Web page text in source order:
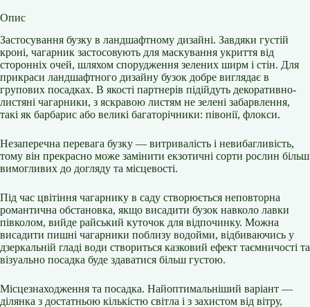
Опис
Застосування бузку в ландшафтному дизайні. Завдяки густій ​​
кроні, чагарник застосовують для маскування укриття від
сторонніх очей, шляхом спорудження зелених ширм і стін. Для
прикраси ландшафтного дизайну бузок добре виглядає в
групових посадках. В якості партнерів підійдуть декоративно-
листяні чагарники, з яскравою листям не зелені забарвлення,
такі як барбарис або великі багаторічники: півонії, флокси.
Незаперечна перевага бузку — витривалість і невибагливість,
тому він прекрасно може замінити екзотичні сорти рослин більш
вимогливих до догляду та місцевості.
Під час цвітіння чагарнику в саду створюється неповторна
романтична обстановка, якщо висадити бузок навколо лавки
півколом, вийде райський куточок для відпочинку. Можна
висадити пишні чагарники поблизу водойми, відбиваючись у
дзеркальній гладі води створиться казковий ефект таємничості та
візуально посадка буде здаватися більш густою.
Місцезнаходження та посадка. Найоптимальніший варіант —
ділянка з достатньою кількістю світла і з захистом від вітру,